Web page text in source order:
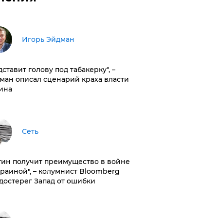
Игорь Эйдман
голову под табакерку", –
описал сценарий краха власти
Сеть
получит преимущество в войне
– колумнист Bloomberg
Запад от ошибки